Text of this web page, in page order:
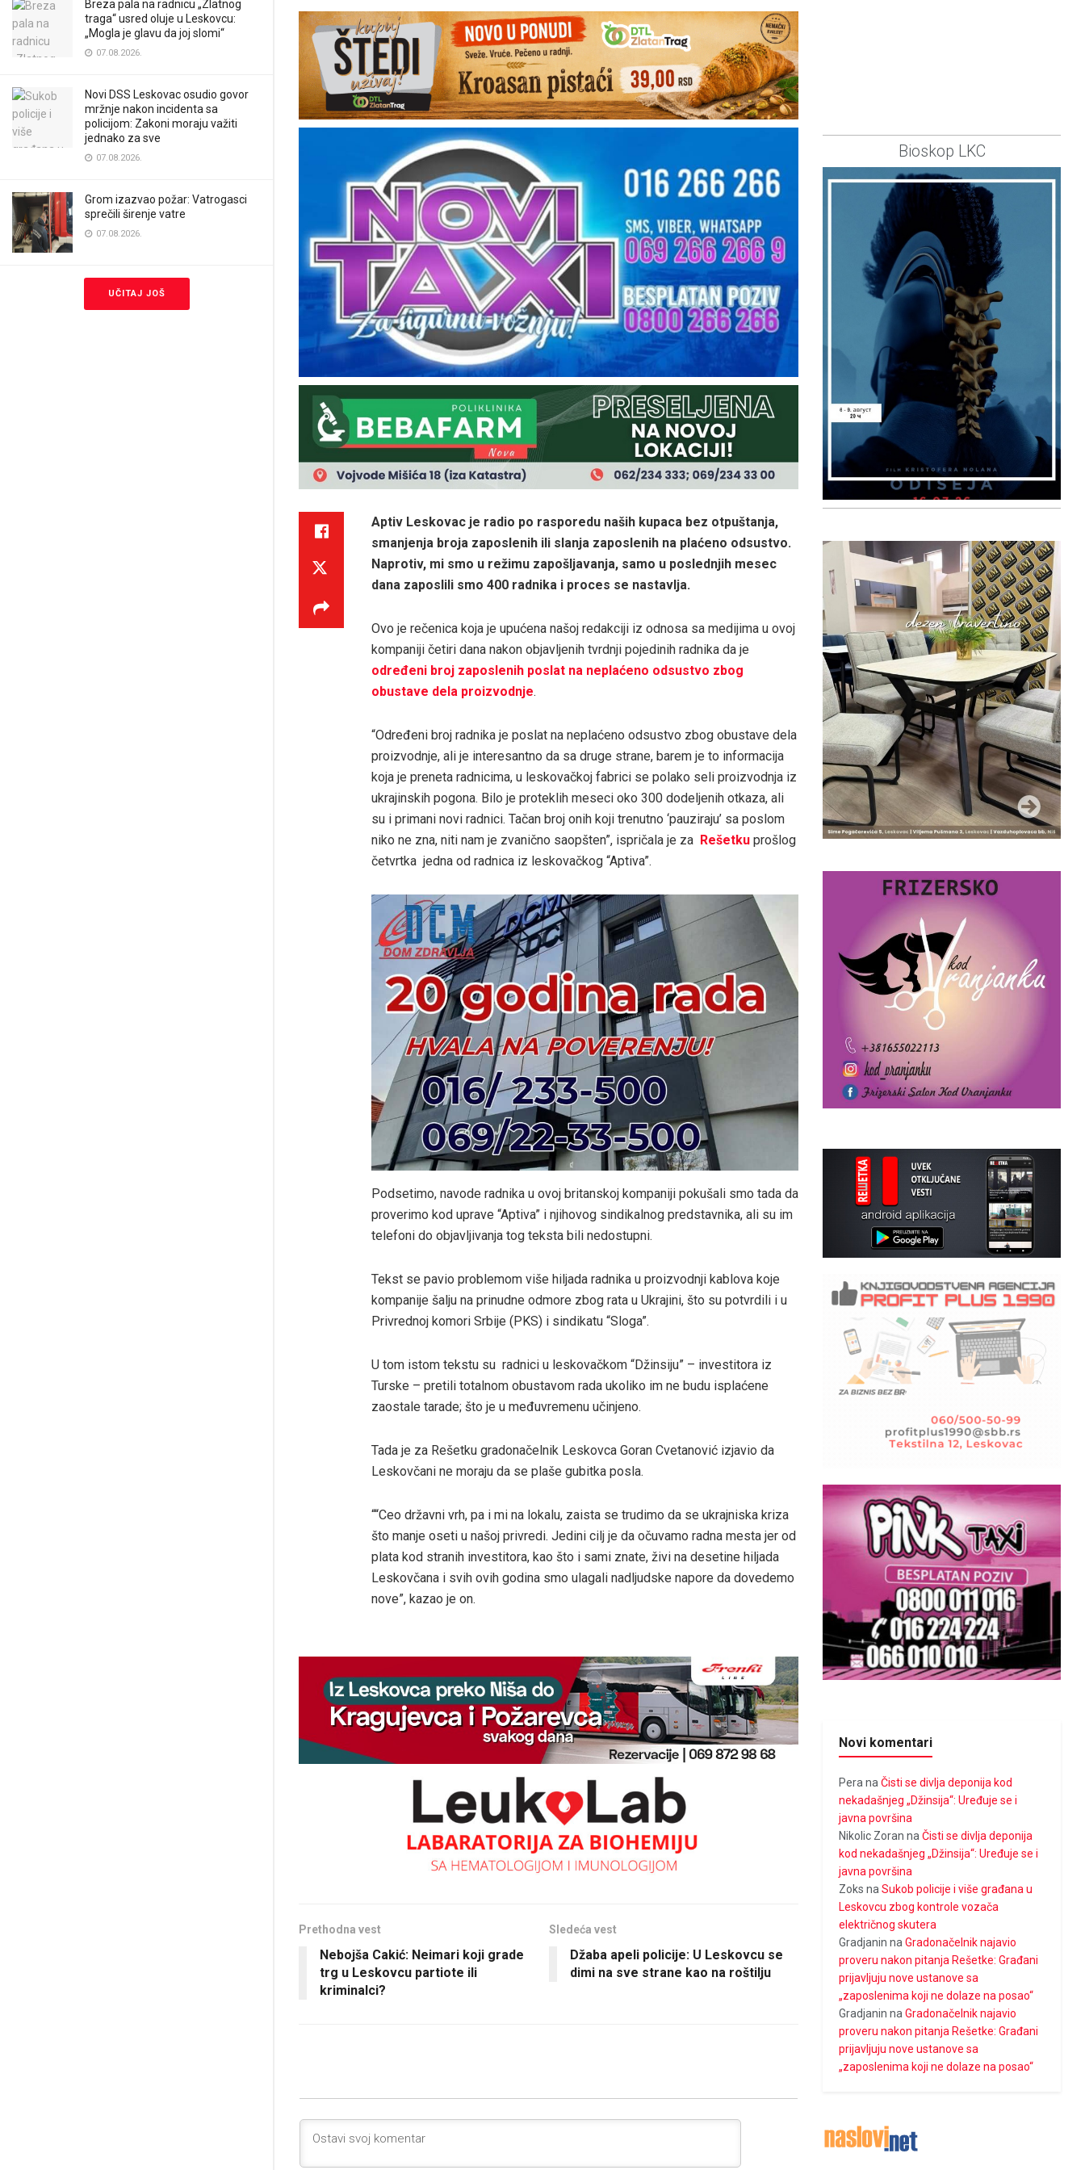
Breza pala na radnicu „Zlatnog
traga“ usred oluje u Leskovcu:
„Mogla je glavu da joj slomi“
07.08.2026.
Novi DSS Leskovac osudio govor
mržnje nakon incidenta sa
policijom: Zakoni moraju važiti
jednako za sve
07.08.2026.
Grom izazvao požar: Vatrogasci
sprečili širenje vatre
07.08.2026.
UČITAJ JOŠ
Aptiv Leskovac je radio po rasporedu naših kupaca bez otpuštanja,
smanjenja broja zaposlenih ili slanja zaposlenih na plaćeno odsustvo.
Naprotiv, mi smo u režimu zapošljavanja, samo u poslednjih mesec
dana zaposlili smo 400 radnika i proces se nastavlja.
Ovo je rečenica koja je upućena našoj redakciji iz odnosa sa medijima u ovoj
kompaniji četiri dana nakon objavljenih tvrdnji pojedinih radnika da je
određeni broj zaposlenih poslat na neplaćeno odsustvo zbog
obustave dela proizvodnje.
“Određeni broj radnika je poslat na neplaćeno odsustvo zbog obustave dela
proizvodnje, ali je interesantno da sa druge strane, barem je to informacija
koja je preneta radnicima, u leskovačkoj fabrici se polako seli proizvodnja iz
ukrajinskih pogona. Bilo je proteklih meseci oko 300 dodeljenih otkaza, ali
su i primani novi radnici. Tačan broj onih koji trenutno ‘pauziraju’ sa poslom
niko ne zna, niti nam je zvanično saopšten”, ispričala je za Rešetku prošlog
četvrtka jedna od radnica iz leskovačkog “Aptiva”.
Podsetimo, navode radnika u ovoj britanskoj kompaniji pokušali smo tada da
proverimo kod uprave “Aptiva” i njihovog sindikalnog predstavnika, ali su im
telefoni do objavljivanja tog teksta bili nedostupni.
Tekst se pavio problemom više hiljada radnika u proizvodnji kablova koje
kompanije šalju na prinudne odmore zbog rata u Ukrajini, što su potvrdili i u
Privrednoj komori Srbije (PKS) i sindikatu “Sloga”.
U tom istom tekstu su radnici u leskovačkom “Džinsiju” – investitora iz
Turske – pretili totalnom obustavom rada ukoliko im ne budu isplaćene
zaostale tarade; što je u međuvremenu učinjeno.
Tada je za Rešetku gradonačelnik Leskovca Goran Cvetanović izjavio da
Leskovčani ne moraju da se plaše gubitka posla.
““Ceo državni vrh, pa i mi na lokalu, zaista se trudimo da se ukrajniska kriza
što manje oseti u našoj privredi. Jedini cilj je da očuvamo radna mesta jer od
plata kod stranih investitora, kao što i sami znate, živi na desetine hiljada
Leskovčana i svih ovih godina smo ulagali nadljudske napore da dovedemo
nove”, kazao je on.
Prethodna vest
Nebojša Cakić: Neimari koji grade
trg u Leskovcu partiote ili
kriminalci?
Sledeća vest
Džaba apeli policije: U Leskovcu se
dimi na sve strane kao na roštilju
Bioskop LKC
Novi komentari
Pera naČisti se divlja deponija kod
nekadašnjeg „Džinsija“: Uređuje se i
javna površina
Nikolic Zoran naČisti se divlja deponija
kod nekadašnjeg „Džinsija“: Uređuje se i
javna površina
Zoks naSukob policije i više građana u
Leskovcu zbog kontrole vozača
električnog skutera
Gradjanin naGradonačelnik najavio
proveru nakon pitanja Rešetke: Građani
prijavljuju nove ustanove sa
„zaposlenima koji ne dolaze na posao“
Gradjanin naGradonačelnik najavio
proveru nakon pitanja Rešetke: Građani
prijavljuju nove ustanove sa
„zaposlenima koji ne dolaze na posao“